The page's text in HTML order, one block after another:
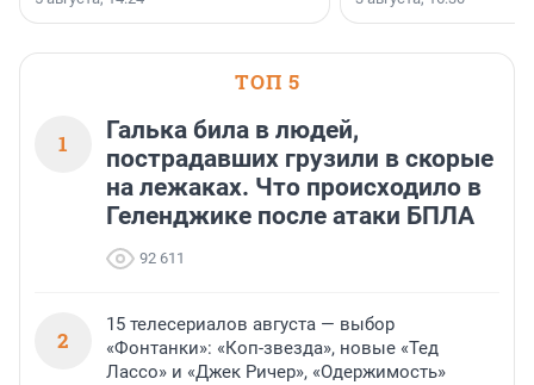
«SUP-свадьба».
ТОП 5
1
Галька била в людей,
пострадавших грузили в скорые
на лежаках. Что происходило в
Геленджике после атаки БПЛА
92 611
2
15 телесериалов августа — выбор
«Фонтанки»: «Коп-звезда», новые «Тед
Лассо» и «Джек Ричер», «Одержимость»